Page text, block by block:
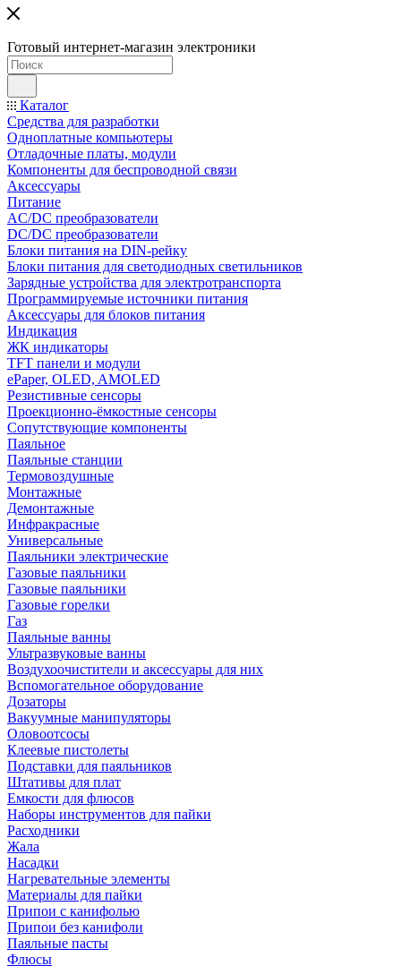
Готовый интернет-магазин электроники
Каталог
Средства для разработки
Одноплатные компьютеры
Отладочные платы, модули
Компоненты для беспроводной связи
Аксессуары
Питание
AC/DC преобразователи
DC/DC преобразователи
Блоки питания на DIN-рейку
Блоки питания для светодиодных светильников
Зарядные устройства для электротранспорта
Программируемые источники питания
Аксессуары для блоков питания
Индикация
ЖК индикаторы
TFT панели и модули
ePaper, OLED, AMOLED
Резистивные сенсоры
Проекционно-ёмкостные сенсоры
Сопутствующие компоненты
Паяльное
Паяльные станции
Термовоздушные
Монтажные
Демонтажные
Инфракрасные
Универсальные
Паяльники электрические
Газовые паяльники
Газовые паяльники
Газовые горелки
Газ
Паяльные ванны
Ультразвуковые ванны
Воздухоочистители и аксессуары для них
Вспомогательное оборудование
Дозаторы
Вакуумные манипуляторы
Оловоотсосы
Клеевые пистолеты
Подставки для паяльников
Штативы для плат
Емкости для флюсов
Наборы инструментов для пайки
Расходники
Жала
Насадки
Нагревательные элементы
Материалы для пайки
Припои с канифолью
Припои без канифоли
Паяльные пасты
Флюсы